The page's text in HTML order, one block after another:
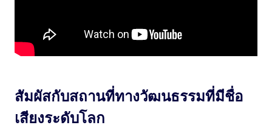
สัมผัสกับสถานที่ทางวัฒนธรรมที่มีชื่อ
เสียงระดับโลก